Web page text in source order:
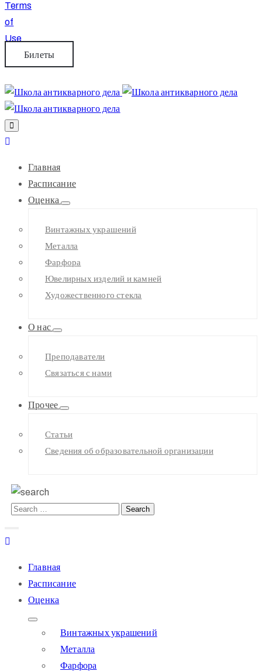
Terms
of
Use
Билеты
Главная
Расписание
Оценка
Винтажных украшений
Металла
Фарфора
Ювелирных изделий и камней
Художественного стекла
О нас
Преподаватели
Связаться с нами
Прочее
Статьи
Сведения об образовательной организации
Главная
Расписание
Оценка
Винтажных украшений
Металла
Фарфора